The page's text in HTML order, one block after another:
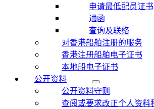
申请最低配员证书
通函
查询及联络
对香港船舶注册的服务
香港注册船舶电子证书
本地船电子证书
公开资料
公开资料守则
查阅或要求改正个人资料